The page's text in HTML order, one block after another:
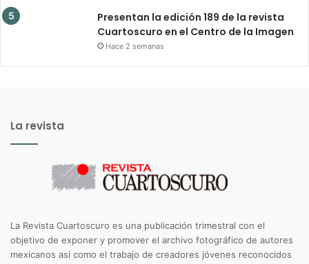
Presentan la edición 189 de la revista
Cuartoscuro en el Centro de la Imagen
Hace 2 semanas
La revista
La Revista Cuartoscuro es una publicación trimestral con el
objetivo de exponer y promover el archivo fotográfico de autores
mexicanos así como el trabajo de creadores jóvenes reconocidos